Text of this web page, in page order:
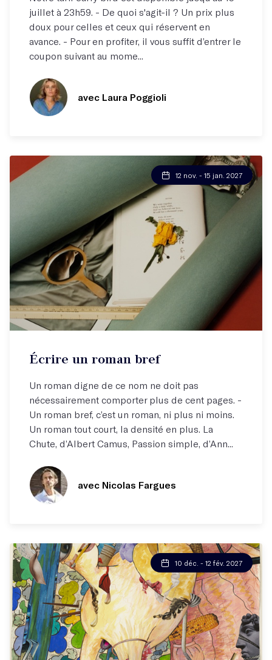
juillet à 23h59. - De quoi s'agit-il ? Un prix plus
doux pour celles et ceux qui réservent en
avance. - Pour en profiter, il vous suffit d’entrer le
coupon suivant au mome...
avec Laura Poggioli
Apprendre à dire juste ce qu'il faut !
12 nov. - 15 jan. 2027
Écrire un roman bref
Un roman digne de ce nom ne doit pas
nécessairement comporter plus de cent pages. -
Un roman bref, c’est un roman, ni plus ni moins.
Un roman tout court, la densité en plus. La
Chute, d’Albert Camus, Passion simple, d’Ann...
avec Nicolas Fargues
10 déc. - 12 fév. 2027